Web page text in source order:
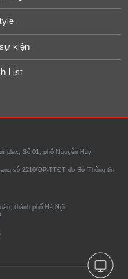
kiện
List
Số 01, phố Nguyễn Huy
số 2216/GP-TTĐT do Sở Thông tin
thành phố Hà Nội